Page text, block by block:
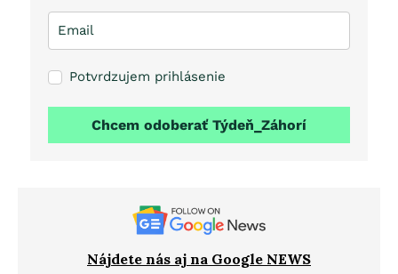
Potvrdzujem prihlásenie
Chcem odoberať Týdeň_Záhorí
Nájdete nás aj na Google NEWS